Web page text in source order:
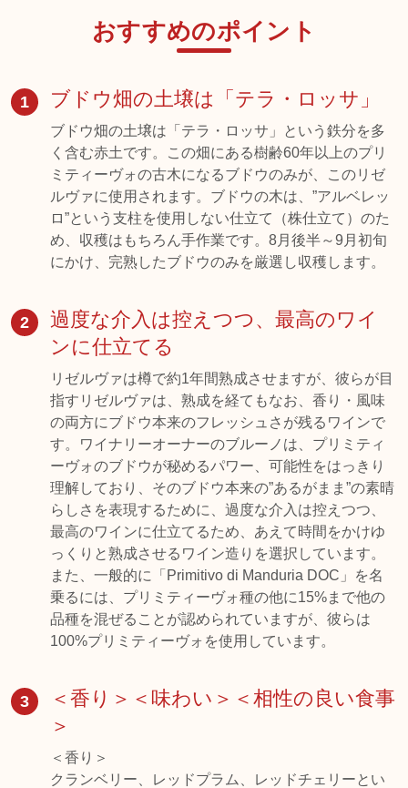
おすすめのポイント
1 ブドウ畑の土壌は「テラ・ロッサ」
ブドウ畑の土壌は「テラ・ロッサ」という鉄分を多
く含む赤土です。この畑にある樹齢60年以上のプリ
ミティーヴォの古木になるブドウのみが、このリゼ
ルヴァに使用されます。ブドウの木は、”アルベレッ
ロ”という支柱を使用しない仕立て（株仕立て）のた
め、収穫はもちろん手作業です。8月後半～9月初旬
にかけ、完熟したブドウのみを厳選し収穫します。
2
過度な介入は控えつつ、最高のワイ
ンに仕立てる
リゼルヴァは樽で約1年間熟成させますが、彼らが目
指すリゼルヴァは、熟成を経てもなお、香り・風味
の両方にブドウ本来のフレッシュさが残るワインで
す。ワイナリーオーナーのブルーノは、プリミティ
ーヴォのブドウが秘めるパワー、可能性をはっきり
理解しており、そのブドウ本来の”あるがまま”の素晴
らしさを表現するために、過度な介入は控えつつ、
最高のワインに仕立てるため、あえて時間をかけゆ
っくりと熟成させるワイン造りを選択しています。
また、一般的に「Primitivo di Manduria DOC」を名
乗るには、プリミティーヴォ種の他に15%まで他の
品種を混ぜることが認められていますが、彼らは
100%プリミティーヴォを使用しています。
3
＜香り＞＜味わい＞＜相性の良い食事
＞
＜香り＞
クランベリー、レッドプラム、レッドチェリーとい